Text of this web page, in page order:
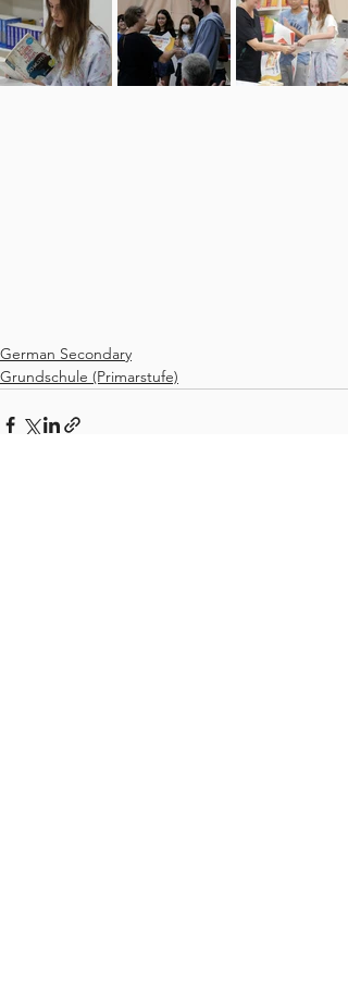
German Secondary
Grundschule (Primarstufe)